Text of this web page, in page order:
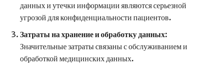
данных и утечки информации являются серьезной
угрозой для конфиденциальности пациентов.
Затраты на хранение и обработку данных:
Значительные затраты связаны с обслуживанием и
обработкой медицинских данных.